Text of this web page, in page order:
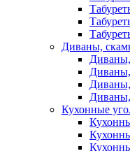
Диваны,
Диваны,
Диваны,
Диваны,
Кухонные